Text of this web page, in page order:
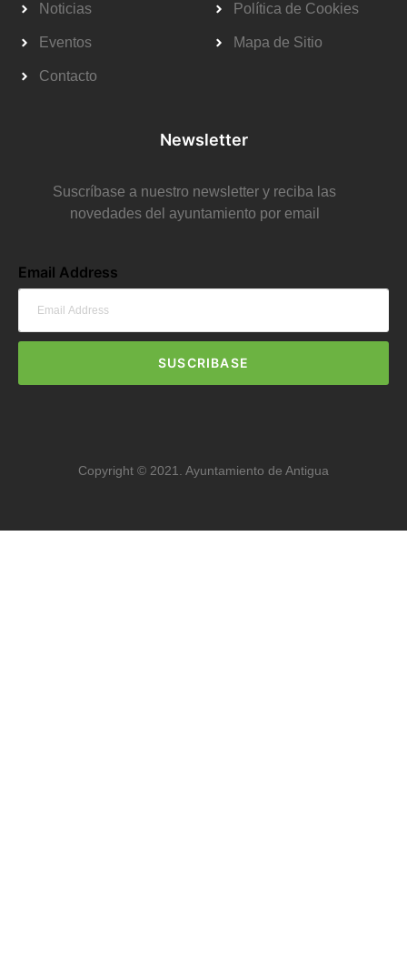
Noticias
Eventos
Contacto
Política de Cookies
Mapa de Sitio
Newsletter
Suscríbase a nuestro newsletter y reciba las
novedades del ayuntamiento por email
Email Address
SUSCRIBASE
Copyright © 2021. Ayuntamiento de Antigua